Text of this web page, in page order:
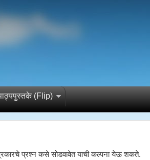
(Flip)
प्रश्न कसे सोडवावेत याची कल्पना येऊ शकते.